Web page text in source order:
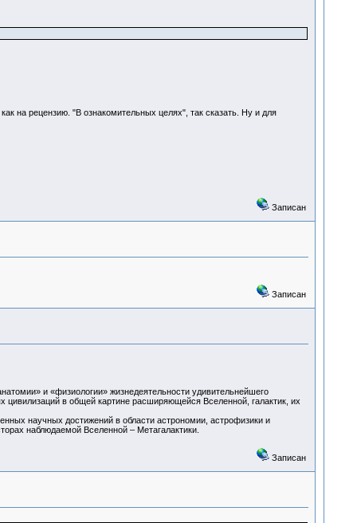
на рецензию. "В ознакомительных целях", так сказать. Ну и для
Записан
Записан
и «физиологии» жизнедеятельности удивительнейшего
цивилизаций в общей картине расширяющейся Вселенной, галактик, их
научных достижений в области астрономии, астрофизики и
наблюдаемой Вселенной – Метагалактики.
Записан